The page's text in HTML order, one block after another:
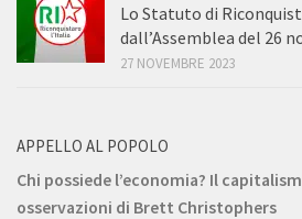
Lo Statuto di
dall’Assemblea del 26
27 NOVEMBRE 2023
APPELLO AL POPOLO
Chi possiede l’economia? Il
osservazioni di Brett Christophers